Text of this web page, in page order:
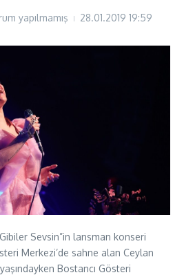
yapılmamış 28.01.2019 19:59
Sevsin”in lansman konseri
Merkezi’de sahne alan Ceylan
Bostancı Gösteri